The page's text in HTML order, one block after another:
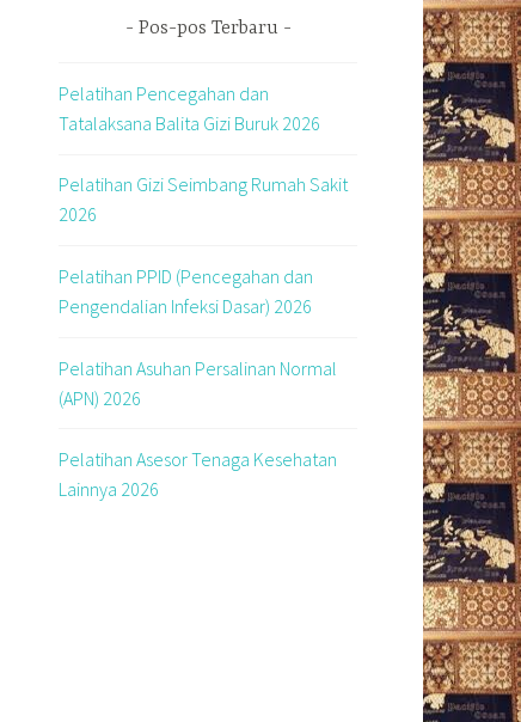
Pos-pos Terbaru
Pelatihan Pencegahan dan
Tatalaksana Balita Gizi Buruk 2026
Pelatihan Gizi Seimbang Rumah Sakit
2026
Pelatihan PPID (Pencegahan dan
Pengendalian Infeksi Dasar) 2026
Pelatihan Asuhan Persalinan Normal
(APN) 2026
Pelatihan Asesor Tenaga Kesehatan
Lainnya 2026